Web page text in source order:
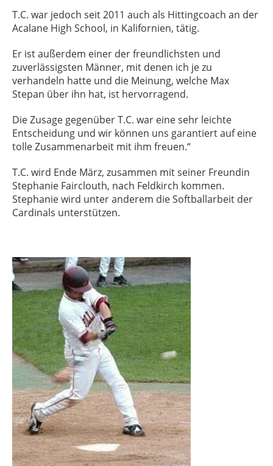
T.C. war jedoch seit 2011 auch als Hittingcoach an der
Acalane High School, in Kalifornien, tätig.
Er ist außerdem einer der freundlichsten und
zuverlässigsten Männer, mit denen ich je zu
verhandeln hatte und die Meinung, welche Max
Stepan über ihn hat, ist hervorragend.
Die Zusage gegenüber T.C. war eine sehr leichte
Entscheidung und wir können uns garantiert auf eine
tolle Zusammenarbeit mit ihm freuen.“
T.C. wird Ende März, zusammen mit seiner Freundin
Stephanie Fairclouth, nach Feldkirch kommen.
Stephanie wird unter anderem die Softballarbeit der
Cardinals unterstützen.